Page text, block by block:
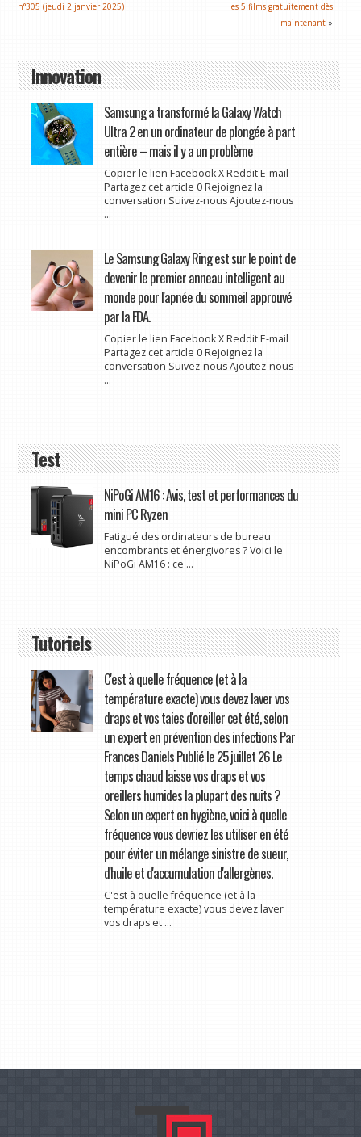
n°305 (jeudi 2 janvier 2025)
les 5 films gratuitement dès
maintenant »
Innovation
Samsung a transformé la Galaxy Watch
Ultra 2 en un ordinateur de plongée à part
entière – mais il y a un problème
Copier le lien Facebook X Reddit E-mail
Partagez cet article 0 Rejoignez la
conversation Suivez-nous Ajoutez-nous
...
Le Samsung Galaxy Ring est sur le point de
devenir le premier anneau intelligent au
monde pour l'apnée du sommeil approuvé
par la FDA.
Copier le lien Facebook X Reddit E-mail
Partagez cet article 0 Rejoignez la
conversation Suivez-nous Ajoutez-nous
...
Test
NiPoGi AM16 : Avis, test et performances du
mini PC Ryzen
Fatigué des ordinateurs de bureau
encombrants et énergivores ? Voici le
NiPoGi AM16 : ce ...
Tutoriels
C'est à quelle fréquence (et à la
température exacte) vous devez laver vos
draps et vos taies d'oreiller cet été, selon
un expert en prévention des infections Par
Frances Daniels Publié le 25 juillet 26 Le
temps chaud laisse vos draps et vos
oreillers humides la plupart des nuits ?
Selon un expert en hygiène, voici à quelle
fréquence vous devriez les utiliser en été
pour éviter un mélange sinistre de sueur,
d'huile et d'accumulation d'allergènes.
C'est à quelle fréquence (et à la
température exacte) vous devez laver
vos draps et ...